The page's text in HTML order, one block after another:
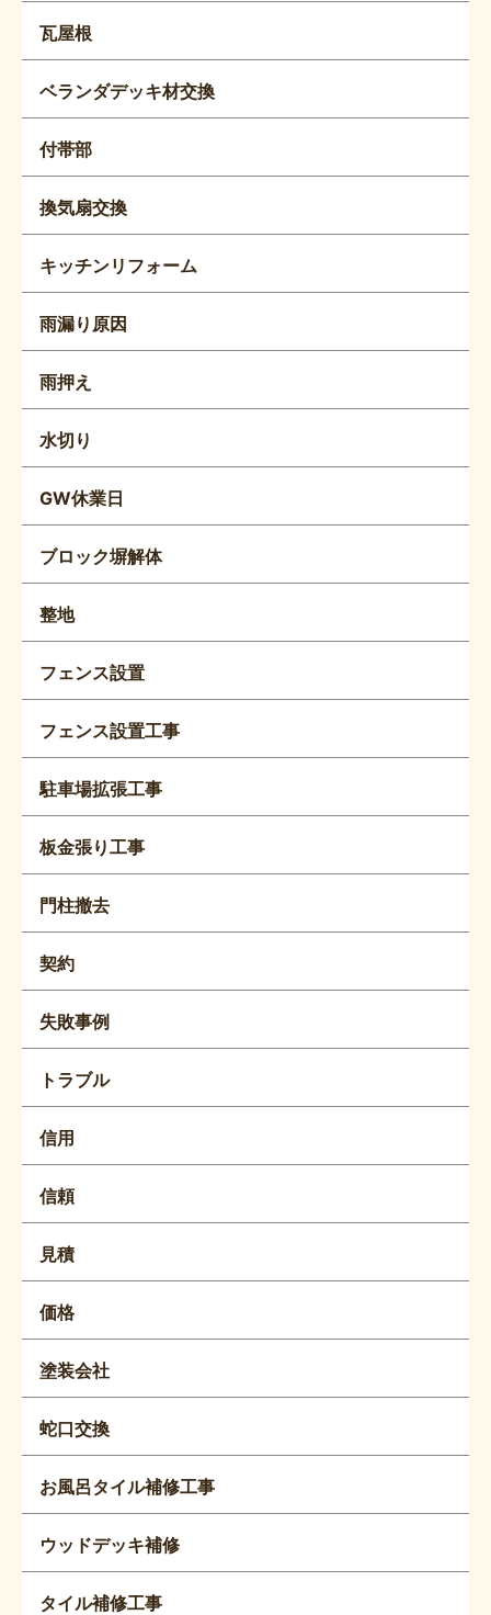
瓦屋根
ベランダデッキ材交換
付帯部
換気扇交換
キッチンリフォーム
雨漏り原因
雨押え
水切り
GW休業日
ブロック塀解体
整地
フェンス設置
フェンス設置工事
駐車場拡張工事
板金張り工事
門柱撤去
契約
失敗事例
トラブル
信用
信頼
見積
価格
塗装会社
蛇口交換
お風呂タイル補修工事
ウッドデッキ補修
タイル補修工事